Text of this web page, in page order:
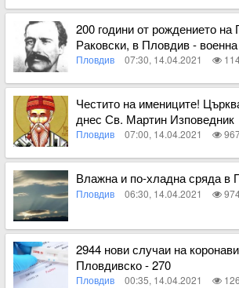
Вижте пълното съдържание
200 години от рождението на
Раковски, в Пловдив -
изложби
Пловдив 07:30, 14.04.2021
Вижте пълното съдържание
Честито на имениците!
днес Св. Мартин Изповедник
Пловдив 07:00, 14.04.2021
Вижте пълното съдържание
Влажна и по-хладна сряда в
Пловдив 06:30, 14.04.2021
2944 нови случаи на
Пловдивско - 270
Пловдив 00:35, 14.04.2021